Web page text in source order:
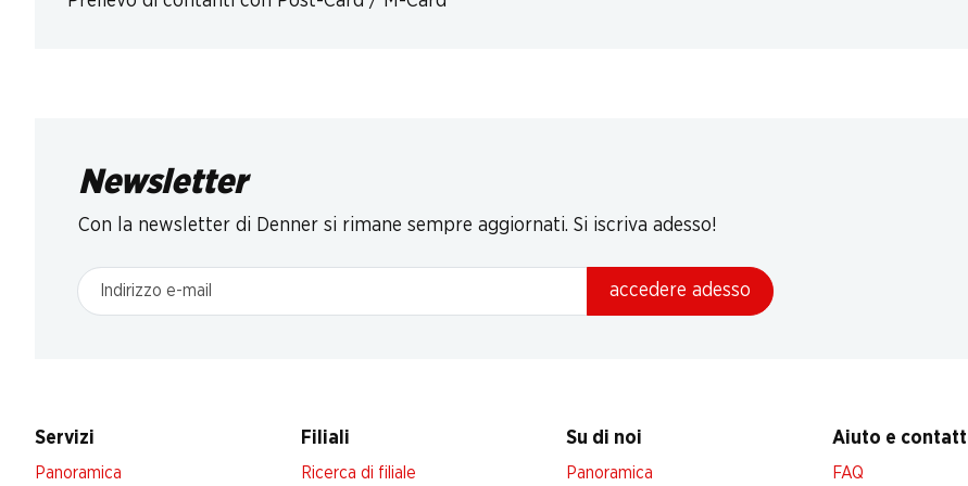
Newsletter
Con la newsletter di Denner si rimane sempre aggiornati. Si iscriva adesso!
Indirizzo e-mail
accedere adesso
Servizi
Panoramica
Filiali
Ricerca di filiale
Su di noi
Panoramica
Aiuto e
FAQ